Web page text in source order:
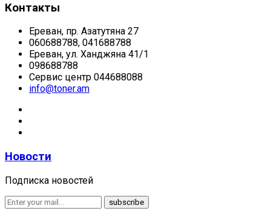
Контакты
Ереван, пр. Азатутяна 27
060688788, 041688788
Ереван, ул. Ханджяна 41/1
098688788
Сервис центр 044688088
info@toner.am
Новости
Подписка новостей